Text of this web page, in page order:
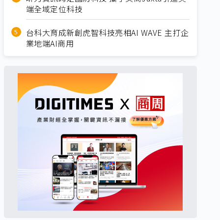
端全域定位科技
台科大育成新創虎智科技亮相AI WAVE 主打企
業地端AI商用